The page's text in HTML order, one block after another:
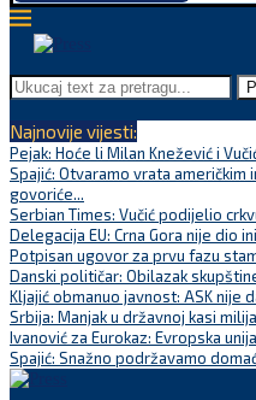
Najnovije vijesti:
Pejak: Hoće li Milan Knežević i
Spajić: Otvaramo vrata
govoriće...
Serbian Times: Vučić podijelio
Delegacija EU: Crna Gora nije dio
Potpisan ugovor za prvu fazu
Danski političar: Obilazak
Kljajić obmanuo javnost: ASK nije
Srbija: Manjak u državnoj kasi
Ivanović za Eurokaz: Evropska
Spajić: Snažno podržavamo